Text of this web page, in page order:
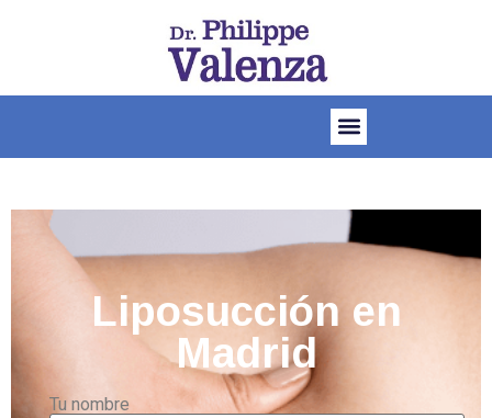
Liposucción en
Madrid
Tu nombre